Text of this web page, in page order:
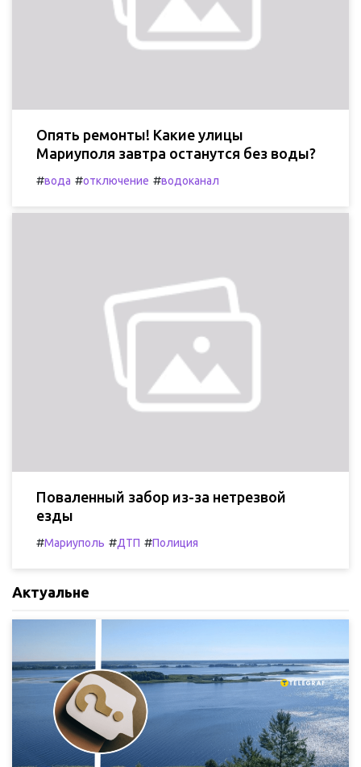
Опять ремонты! Какие улицы
Мариуполя завтра останутся без воды?
#вода #отключение #водоканал
Поваленный забор из-за нетрезвой
езды
#Мариуполь #ДТП #Полиция
Актуальне